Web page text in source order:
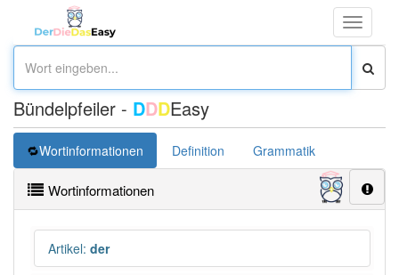
Toggle
Bündelpfeiler - DDDEasy
Wortinformationen Definition Grammatik
Wortinformationen
Artikel: der